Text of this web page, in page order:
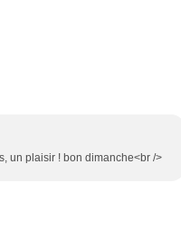
un plaisir ! bon dimanche<br />